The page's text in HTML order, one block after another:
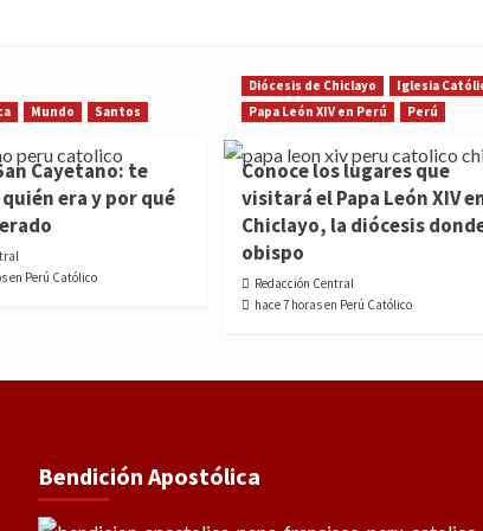
Mundo Santos
Cayetano: te
era y por qué
en Perú Católico
Diócesis de Chiclayo
Iglesia
Papa León XIV en Perú
Perú
Conoce los lugares que
visitará el Papa León XIV
Chiclayo, la diócesis
obispo
Redacción Central
hace 7 horas en Perú Católico
Bendición Apostólica